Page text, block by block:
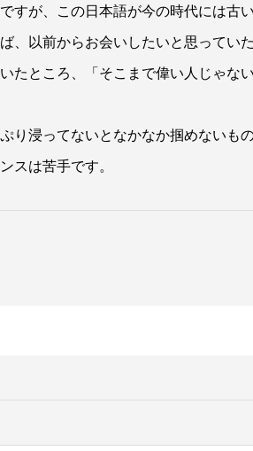
すが、この日本語が今の時代には古
、以前からお会いしたいと思ってい
たところ、「そこまで偉い人じゃな
り浸ってないとなかなか掴めないも
スは苦手です。